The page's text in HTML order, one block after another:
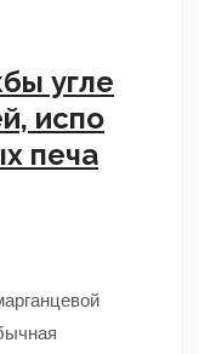
угле
испо
печа